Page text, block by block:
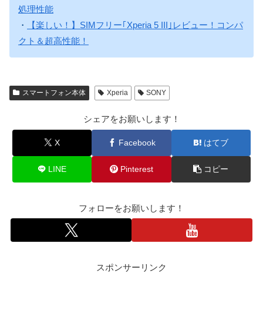
処理性能
・
【楽しい！】SIMフリー｢Xperia 5 III｣レビュー！コンパ
クト＆超高性能！
スマートフォン本体 Xperia SONY
シェアをお願いします！
X Facebook はてブ
LINE Pinterest コピー
フォローをお願いします！
スポンサーリンク